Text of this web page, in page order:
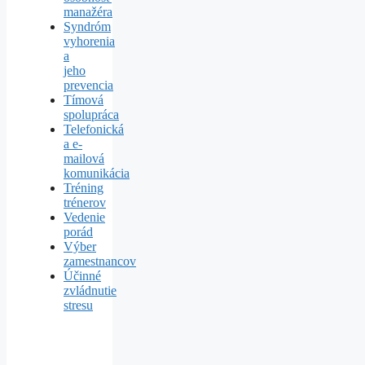
manažéra
Syndróm
vyhorenia
a
jeho
prevencia
Tímová
spolupráca
Telefonická
a e-
mailová
komunikácia
Tréning
trénerov
Vedenie
porád
Výber
zamestnancov
Účinné
zvládnutie
stresu